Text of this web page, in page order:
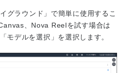
グラウンド」で簡単に使用するこ
、Nova Reelを試す場合は
モデルを選択」を選択します。